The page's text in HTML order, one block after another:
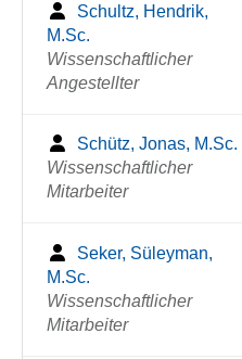
Schultz, Hendrik,
M.Sc.
Wissenschaftlicher
Angestellter
Schütz, Jonas, M.Sc.
Wissenschaftlicher
Mitarbeiter
Seker, Süleyman,
M.Sc.
Wissenschaftlicher
Mitarbeiter